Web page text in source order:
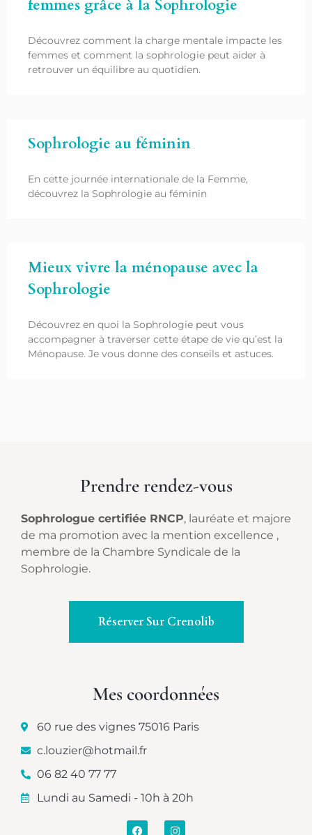
femmes grâce à la Sophrologie
Découvrez comment la charge mentale impacte les
femmes et comment la sophrologie peut aider à
retrouver un équilibre au quotidien.
Sophrologie au féminin
En cette journée internationale de la Femme,
découvrez la Sophrologie au féminin
Mieux vivre la ménopause avec la
Sophrologie
Découvrez en quoi la Sophrologie peut vous
accompagner à traverser cette étape de vie qu’est la
Ménopause. Je vous donne des conseils et astuces.
Prendre rendez-vous
Sophrologue certifiée RNCP, lauréate et majore
de ma promotion avec la mention excellence ,
membre de la Chambre Syndicale de la
Sophrologie.
Réserver Sur Crenolib
Mes coordonnées
60 rue des vignes 75016 Paris
c.louzier@hotmail.fr
06 82 40 77 77
Lundi au Samedi - 10h à 20h